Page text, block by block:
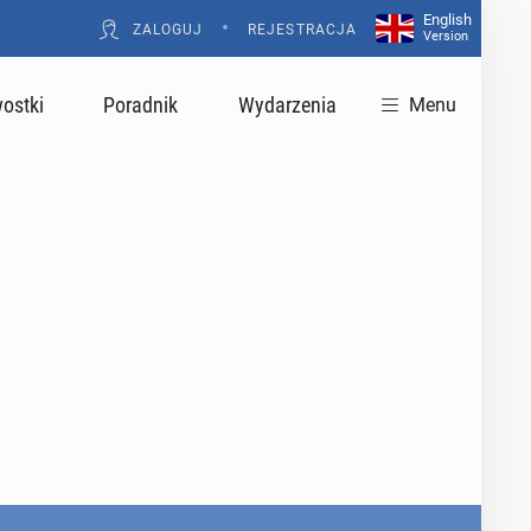
ZALOGUJ • REJESTRACJA
English
Version
Poradnik Wydarzenia Menu